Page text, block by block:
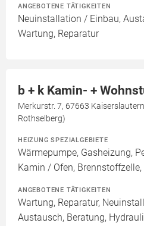
ANGEBOTENE TÄTIGKEITEN
Neuinstallation / Einbau,
Wartung, Reparatur
b + k Kamin- +
Merkurstr. 7, 67663
Rothselberg)
HEIZUNG SPEZIALGEBIETE
Wärmepumpe, Gasheizung,
Kamin / Ofen,
ANGEBOTENE TÄTIGKEITEN
Wartung, Reparatur,
Austausch, Beratung,